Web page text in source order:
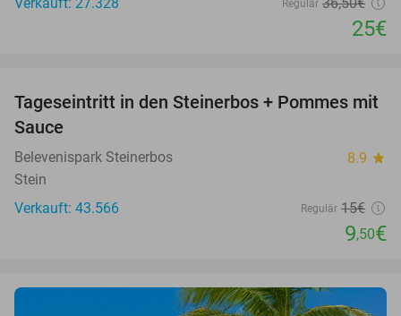
Regulär
25€
37%
Tageseintritt in den Steinerbos + Pommes mit
Sauce
Belevenispark Steinerbos 8.9 star
Stein
Verkauft: 43.566
Regulär 15€
9,50€